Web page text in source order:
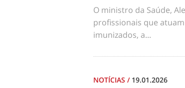
O ministro da Saúde,
profissionais que
imunizados, a...
NOTÍCIAS / 19.01.2026